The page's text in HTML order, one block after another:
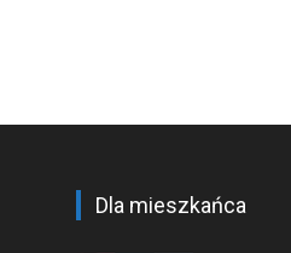
Dla mieszkańca